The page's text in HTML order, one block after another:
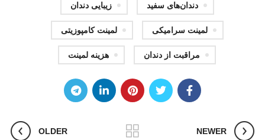
دندان‌های سفید زیبایی دندان
لمینت سرامیکی لمینت کامپوزیتی
مراقبت از دندان هزینه لمینت
NEWER
OLDER